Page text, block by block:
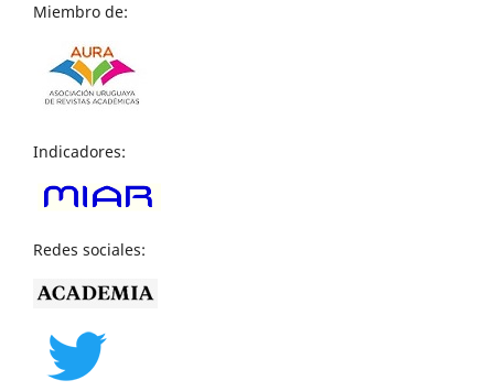
Miembro de:
Indicadores:
Redes sociales: